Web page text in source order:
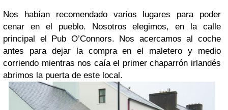
Nos habían recomendado varios lugares para poder
cenar en el pueblo. Nosotros elegimos, en la calle
principal el Pub O’Connors. Nos acercamos al coche
antes para dejar la compra en el maletero y medio
corriendo mientras nos caía el primer chaparrón irlandés
abrimos la puerta de este local.